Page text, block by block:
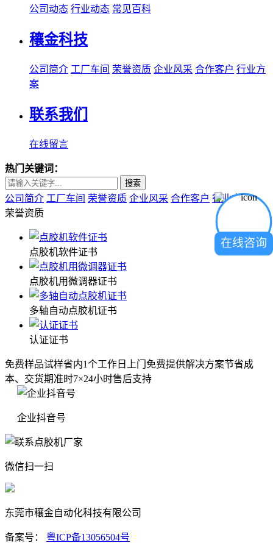
公司动态 行业动态 常见百科
穰金科技
公司简介 工厂车间 荣誉资质 企业风采 合作客户 行业方
案
联系我们
在线留言
热门关键词：
搜索
公司简介 工厂车间 荣誉资质 企业风采 合作客户 行业方案
荣誉资质
点胶机软件证书
点胶机用微调器证书
多轴自动点胶机证书
认证证书
免费样品试样省内1个工作日上门 免费提供解决方案节省成
本、交货期准时7×24小时售后支持
企业抖音号
微信扫一扫
东莞市穰金自动化科技有限公司
备案号： 粤ICP备13056504号
在线咨询